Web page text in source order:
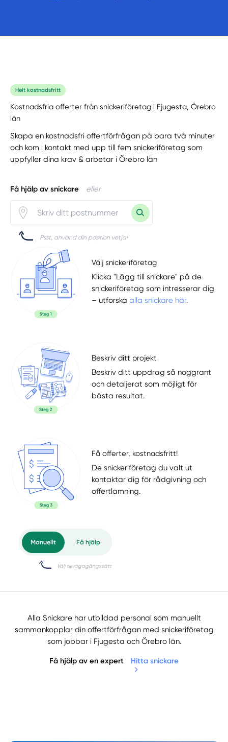
Helt kostnadsfritt
Kostnadsfria offerter från snickeriföretag i Fjugesta, Örebro
län
Skapa en kostnadsfri offertförfrågan på bara två minuter
och kom i kontakt med upp till fem snickeriföretag som
uppfyller dina krav & arbetar i Örebro län
Få hjälp av snickare eller
Psst, använd din position vetja!
Välj snickeriföretag
Klicka "Lägg till snickare" på de
snickeriföretag som intresserar dig
– utforskaalla snickare här.
Beskriv ditt projekt
Beskriv ditt uppdrag så noggrant
och detaljerat som möjligt för
bästa resultat.
Få offerter, kostnadsfritt!
De snickeriföretag du valt ut
kontaktar dig för rådgivning och
offertlämning.
Alla Snickare har utbildad personal som manuellt
sammankopplar din offertförfrågan med snickeriföretag
som jobbar i Fjugesta och Örebro län.
Få hjälp av en expert Hitta snickare